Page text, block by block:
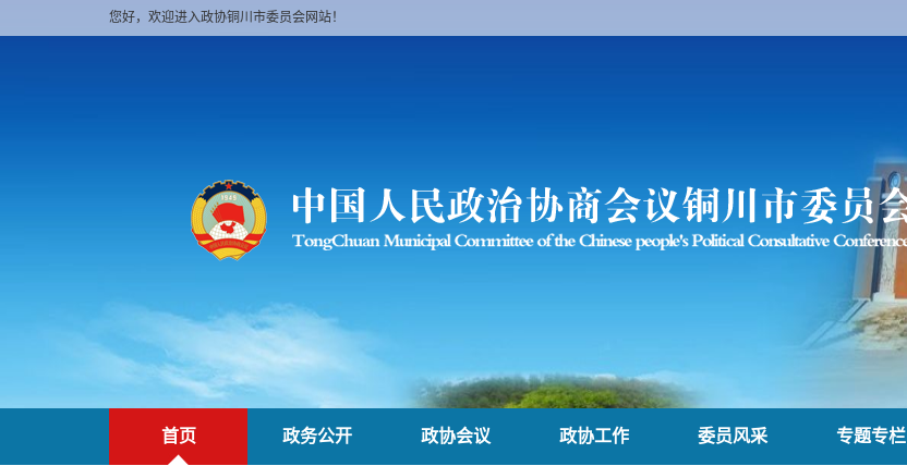
您好，欢迎进入政协铜川市委员会网站！
首页 政务公开 政协会议 政协工作 委员风采 专题专栏